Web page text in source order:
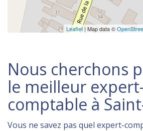
Leaflet| Map data ©
Nous cherchons
le meilleur
comptable à
Vous ne savez pas quel expert-